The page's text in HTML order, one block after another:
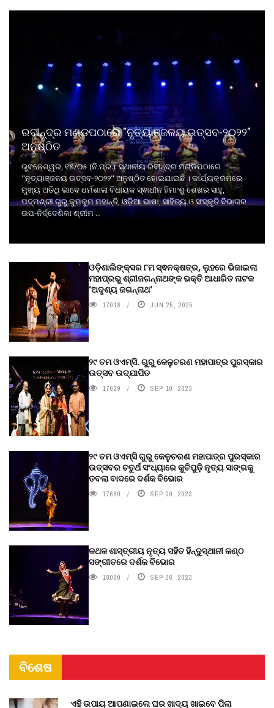
ରବୀନ୍ଦ୍ର ମଣ୍ଡପଠାରେ "ନୃତ୍ୟାଞ୍ଜଳୟ ଉତ୍ସବ-୨୦୨୨"
ଅନୁଷ୍ଠିତ
ଭୁବନେଶ୍ୱର, ୧୫/୦୫ (ନି.ପ୍ର.): ସ୍ଥାନୀୟ ରବୀନ୍ଦ୍ର ମଣ୍ଡପଠାରେ
"ନୃତ୍ୟାଞ୍ଜଳୟ ଉତ୍ସବ-୨୦୨୨" ଅନୁଷ୍ଠିତ ହୋଇଯାଇଛି । କାର୍ଯ୍ୟକ୍ରମରେ
ମୁଖ୍ୟ ଅତିଥି ଭାବେ ଧର୍ମଶାଳା ବିଧାୟକ ସ୍ଵାଧୀନ ହିମାଂଶୁ ଶେଖର ସାହୁ,
ପଦ୍ମଶ୍ରୀ ଗୁରୁ କୁମକୁମ ମହାନ୍ତି, ଓଡ଼ିଆ ଭାଷା, ସାହିତ୍ୟ ଓ ସଂସ୍କୃତି ବିଭାଗର
ଉପ-ନିର୍ଦ୍ଦେଶିକା ଶ୍ରୀମ ...
ଓଡ଼ିଶାଲିଙ୍କ୍ସର ୮ମ ସ୍ଵନକ୍ଷତ୍ର, ଲୁହରେ ଭିଜାଇଲା
ମହାପ୍ରଭୁ ଶ୍ରୀଜଗନ୍ନାଥଙ୍କ ଭକ୍ତି ଆଧାରିତ ନାଟକ
‘ଅଦୃଶ୍ୟ ଜଗନ୍ନାଥ‘
17018 JUN 25, 2025
୨୯ ତମ ଓଏମ୍‌ସି. ଗୁରୁ କେଳୁଚରଣ ମହାପାତ୍ର ପୁରସ୍କାର
ଉତ୍ସବ ଉଦ୍‍ଯାପିତ
17629 SEP 10, 2023
୨୯ ତମ ଓଏମ୍‌ସି ଗୁରୁ କେଳୁଚରଣ ମହାପାତ୍ର ପୁରସ୍କାର
ଉତ୍ସବର ଚତୁର୍ଥ ସଂଧ୍ୟାରେ କୁଚିପୁଡ଼ି ନୃତ୍ୟ ସାଙ୍ଗକୁ
ତବଲା ବାଦରେ ଦର୍ଶକ ବିଭୋର
17680 SEP 09, 2023
କଥକ ଶାସ୍ତ୍ରୀୟ ନୃତ୍ୟ ସହିତ ହିନ୍ଦୁସ୍ଥାନୀ କଣ୍ଠ
ସଙ୍ଗୀତରେ ଦର୍ଶକ ବିଭୋର
18080 SEP 06, 2023
ବିଶେଷ
ଏହି ଉପାୟ ଆପଣାଇଲେ ଘର ଖାଦ୍ୟ ଖାଇବେ ପିଲା